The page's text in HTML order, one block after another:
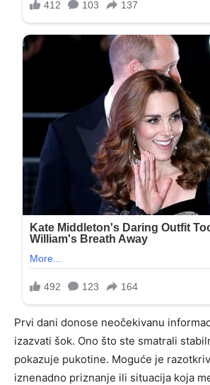
Prvi dani donose neočekivanu
izazvati šok. Ono što ste smatrali
pokazuje pukotine. Moguće je
iznenadno priznanje ili situacija koja